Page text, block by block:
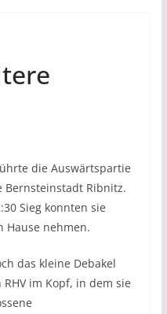
die Auswärtspartie
Bernsteinstadt Ribnitz.
Sieg konnten sie
Hause nehmen.
das kleine Debakel
im Kopf, in dem sie